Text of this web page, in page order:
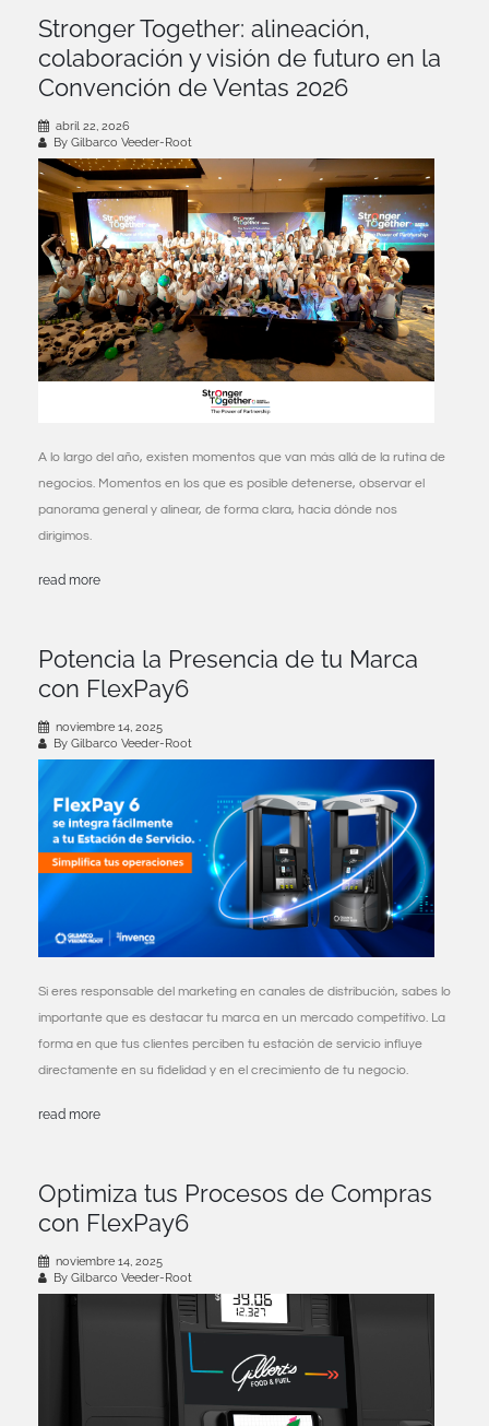
Stronger Together: alineación,
colaboración y visión de futuro en la
Convención de Ventas 2026
abril 22, 2026
By Gilbarco Veeder-Root
A lo largo del año, existen momentos que van más allá de la rutina de
negocios. Momentos en los que es posible detenerse, observar el
panorama general y alinear, de forma clara, hacia dónde nos
dirigimos.
read more
Potencia la Presencia de tu Marca
con FlexPay6
noviembre 14, 2025
By Gilbarco Veeder-Root
Si eres responsable del marketing en canales de distribución, sabes lo
importante que es destacar tu marca en un mercado competitivo. La
forma en que tus clientes perciben tu estación de servicio influye
directamente en su fidelidad y en el crecimiento de tu negocio.
read more
Optimiza tus Procesos de Compras
con FlexPay6
noviembre 14, 2025
By Gilbarco Veeder-Root